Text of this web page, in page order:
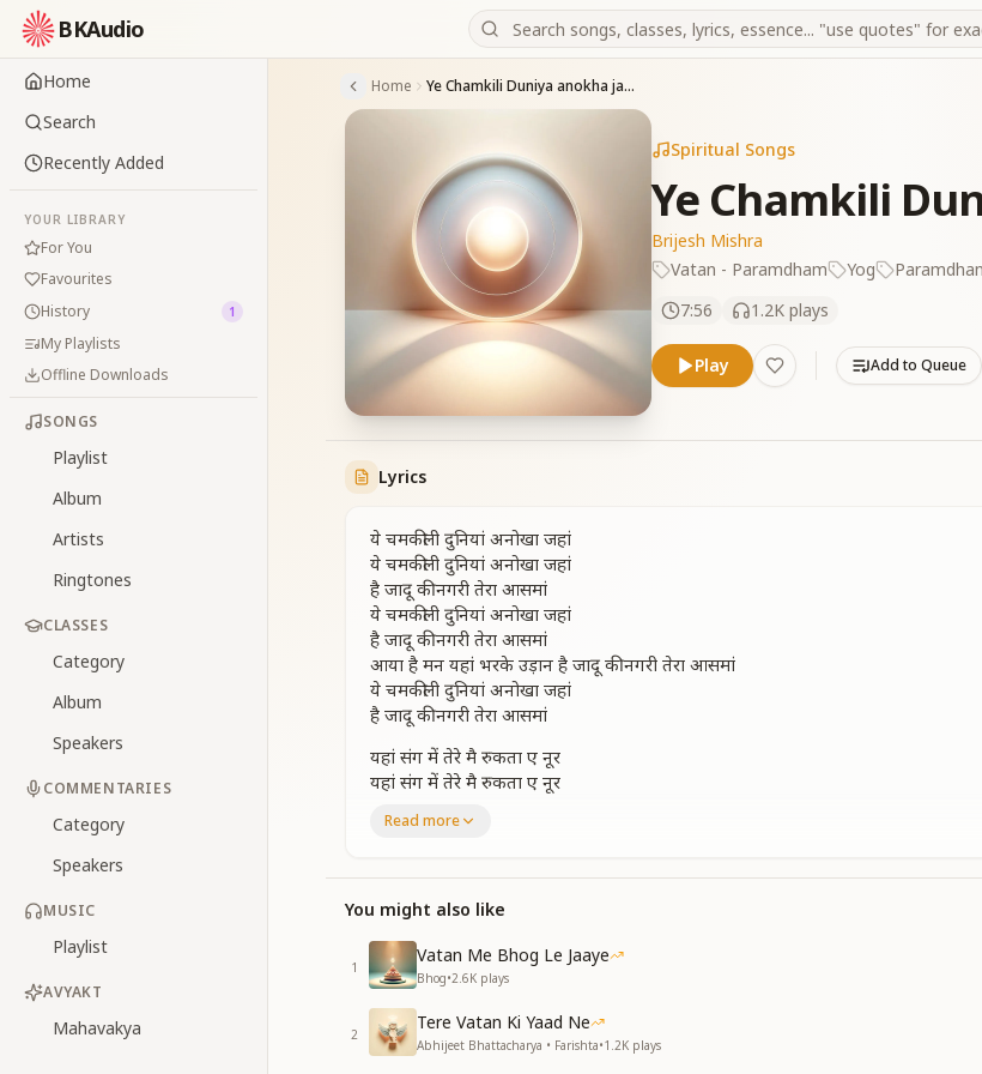
BKAudio
Home
Search
Recently Added
YOUR LIBRARY
For You
Favourites
History
1
My Playlists
Offline Downloads
SONGS
Playlist
Album
Artists
Ringtones
CLASSES
Category
Album
Speakers
COMMENTARIES
Category
Speakers
MUSIC
Playlist
AVYAKT
Mahavakya
Home Ye Chamkili Duniya anokha jahan
Spiritual Songs
Ye Chamkili
Brijesh Mishra
Vatan - Paramdham
Yog
7:56
1.2K plays
Play Add to Queue
Lyrics
ये चमकीली दुनियां अनोखा जहां
ये चमकीली दुनियां अनोखा जहां
है जादू की नगरी तेरा आसमां
ये चमकीली दुनियां अनोखा जहां
है जादू की नगरी तेरा आसमां
आया है मन यहां भरके उड़ान है जादू की नगरी तेरा आसमां
ये चमकीली दुनियां अनोखा जहां
है जादू की नगरी तेरा आसमां
यहां संग में तेरे मै रुकता ए नूर
यहां संग में तेरे मै रुकता ए नूर
हो रहा है अनुभव हो रहा है अनुभव
ये चमकीली दुनियां अनोखा जहां
है जादू की नगरी तेरा आसमां
सब रूहें है यहां पर अमूल्य रतन
निरंतर प्रकाशित ये तेरा वतन
मै भी हु यहां पर मै भी हु यहां पर
Read more
You might also like
1
Vatan Me Bhog Le Jaaye
Bhog•2.6K plays
2
Tere Vatan Ki Yaad Ne
Abhijeet Bhattacharya • Farishta•1.2K plays